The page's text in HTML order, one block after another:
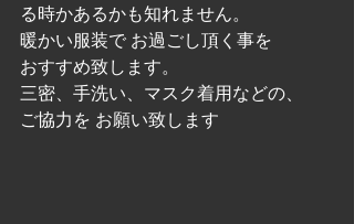
る時かあるかも知れません。
暖かい服装で お過ごし頂く事を
おすすめ致します。
三密、手洗い、マスク着用などの、
ご協力を お願い致します